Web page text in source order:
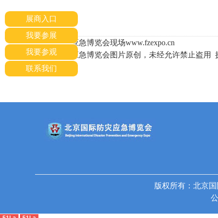
北京国际应急博览会现场www.fzexpo.cn
北京国际应急博览会图片原创，未经允许禁止盗用
版权所有：北京
展商入口
我要参展
我要参观
联系我们